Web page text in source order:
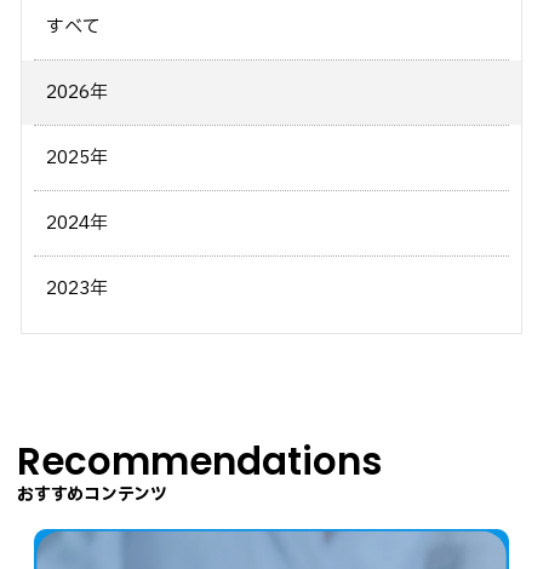
すべて
2026年
2025年
2024年
2023年
Recommendations
おすすめコンテンツ